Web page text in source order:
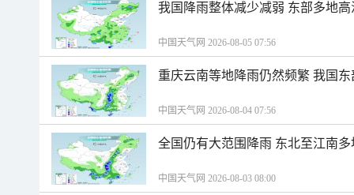
我国降雨整体减少减弱 东部多地
中国天气网 2026-08-05 07:56
重庆云南等地降雨仍然频繁 我国
中国天气网 2026-08-04 07:56
全国仍有大范围降雨 东北至江南
中国天气网 2026-08-03 08:00